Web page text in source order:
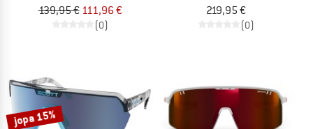
139,95 € 111,96 €
(0)
219,95 €
(0)
jopa 15%